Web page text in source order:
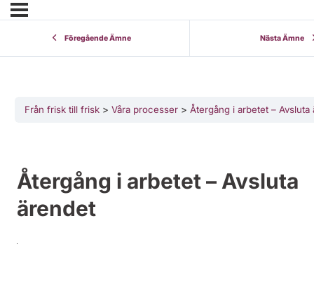
Föregående Ämne Nästa Ämne
Från frisk till frisk Våra processer Återgång i arbetet – Avsluta
Återgång i arbetet – Avsluta
ärendet